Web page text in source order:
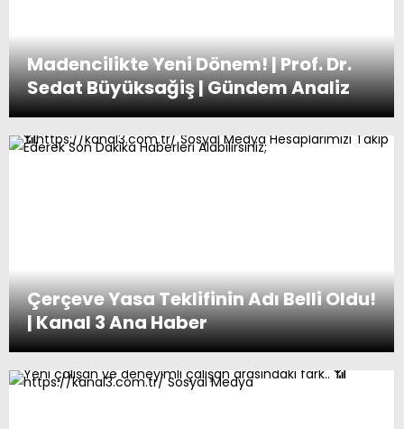
Madencilikte Yeni Dönem! | Prof. Dr.
Sedat Büyüksağiş | Gündem Analiz
Çerçeve Yasa Teklifinin Adı Belli Oldu!
| Kanal 3 Ana Haber